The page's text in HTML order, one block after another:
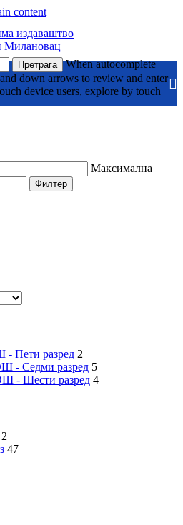
content
Претрага
When autocomplete
down arrows to review and enter
device users, explore by touch
Максимална
Филтер
Пети разред 2
- Седми разред 5
- Шести разред 4
2
47